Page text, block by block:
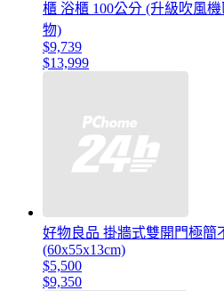
櫃 浴櫃 100公分 (升級吹風
物)
$9,739
$13,999
好物良品 掛牆式雙開門極簡
(60x55x13cm)
$5,500
$9,350